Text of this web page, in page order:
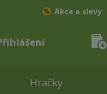
Hračky
Akce a slevy